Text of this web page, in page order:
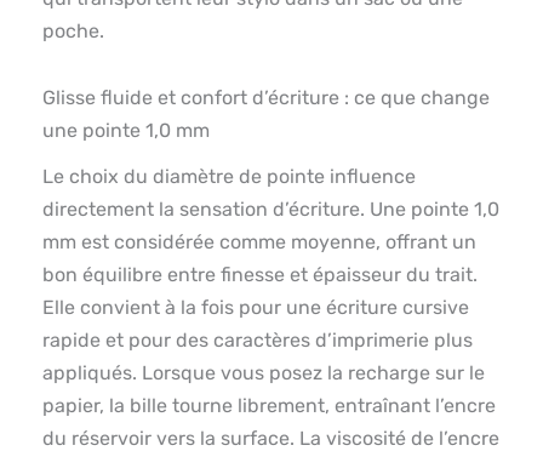
poche.
Glisse fluide et confort d’écriture : ce que change
une pointe 1,0 mm
Le choix du diamètre de pointe influence
directement la sensation d’écriture. Une pointe 1,0
mm est considérée comme moyenne, offrant un
bon équilibre entre finesse et épaisseur du trait.
Elle convient à la fois pour une écriture cursive
rapide et pour des caractères d’imprimerie plus
appliqués. Lorsque vous posez la recharge sur le
papier, la bille tourne librement, entraînant l’encre
du réservoir vers la surface. La viscosité de l’encre